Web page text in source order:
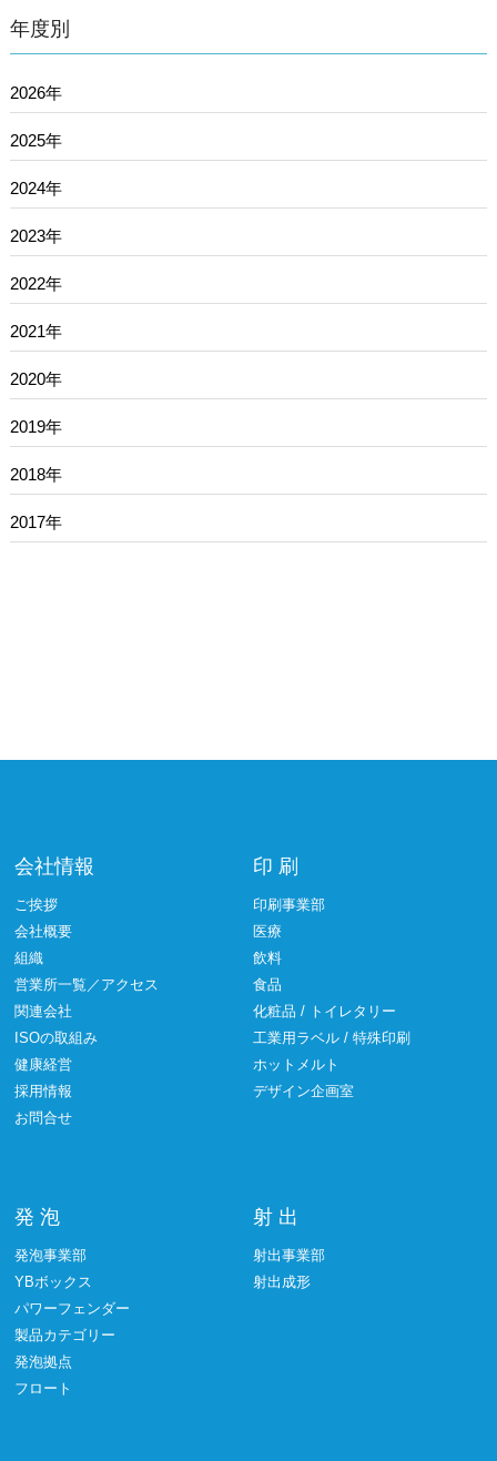
年度別
2026年
2025年
2024年
2023年
2022年
2021年
2020年
2019年
2018年
2017年
会社情報
ご挨拶
会社概要
組織
営業所一覧／アクセス
関連会社
ISOの取組み
健康経営
採用情報
お問合せ
印 刷
印刷事業部
医療
飲料
食品
化粧品 / トイレタリー
工業用ラベル / 特殊印刷
ホットメルト
デザイン企画室
発 泡
発泡事業部
YBボックス
パワーフェンダー
製品カテゴリー
発泡拠点
フロート
射 出
射出事業部
射出成形